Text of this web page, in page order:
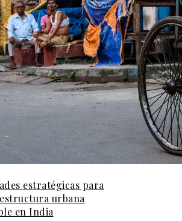
estratégicas para
urbana
en India